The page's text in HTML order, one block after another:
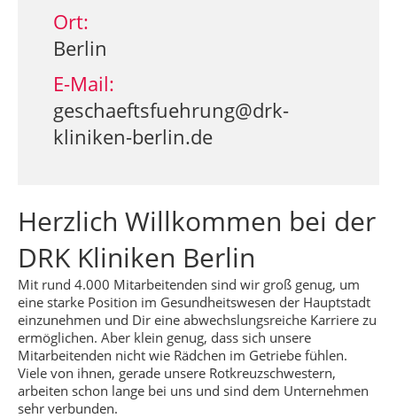
Herzlich Willkommen bei der
DRK Kliniken Berlin
Mit rund 4.000 Mitarbeitenden sind wir groß genug, um
eine starke Position im Gesundheitswesen der Hauptstadt
einzunehmen und Dir eine abwechslungsreiche Karriere zu
ermöglichen. Aber klein genug, dass sich unsere
Mitarbeitenden nicht wie Rädchen im Getriebe fühlen.
Viele von ihnen, gerade unsere Rotkreuzschwestern,
arbeiten schon lange bei uns und sind dem Unternehmen
sehr verbunden.
Ort:
Berlin
E-Mail:
geschaeftsfuehrung@drk-
kliniken-berlin.de